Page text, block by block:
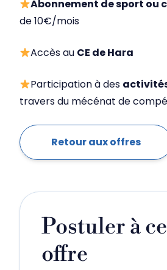
Abonnement de sport ou
de 10€/mois
Accès au CE de Hara
Participation à des
travers du mécénat de
Retour aux offres
Postuler à
offre